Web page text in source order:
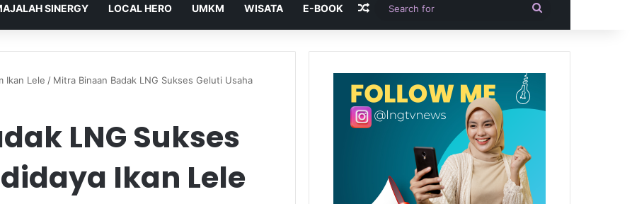
SINERGY LOCAL HERO UMKM WISATA E-BOOK Random Article
for
Ikan Lele / Mitra Binaan Badak LNG Sukses Geluti Usaha
LNG Sukses
Ikan Lele